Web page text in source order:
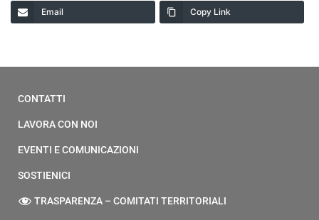
Email Copy Link
CONTATTI
LAVORA CON NOI
EVENTI E COMUNICAZIONI
SOSTIENICI
TRASPARENZA – COMITATI TERRITORIALI